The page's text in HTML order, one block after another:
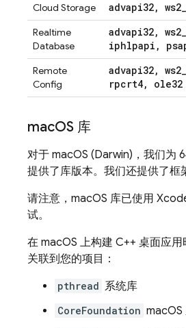
Cloud Storage advapi32, ws2_
Realtime
Database
advapi32, ws2_
iphlpapi ,
Remote
Config
advapi32, ws2_
rpcrt4, ole32
macOS 库
对于 macOS (Darwin)，我们为
提供了库版本。我们还提供了框
请注意，macOS 库已使用
试。
在 macOS 上构建 C++ 桌面应
关联到您的项目：
pthread 系统库
CoreFoundation macOS